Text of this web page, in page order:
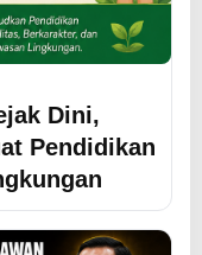
Dini,
Pendidikan